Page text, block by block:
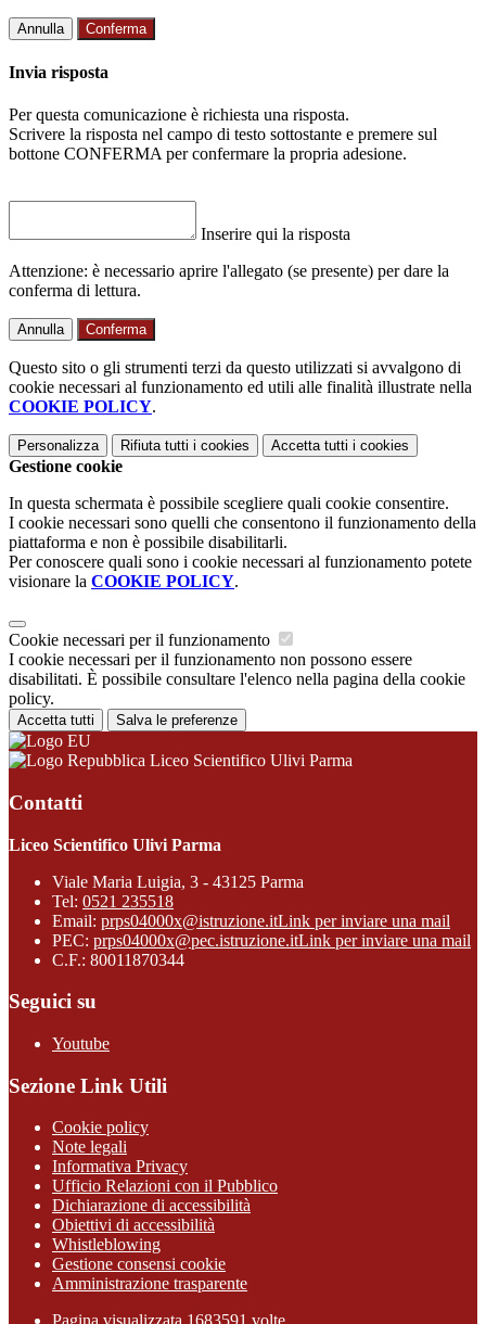
Annulla Conferma
Invia risposta
Per questa comunicazione è richiesta una risposta.
Scrivere la risposta nel campo di testo sottostante e premere sul
bottone CONFERMA per confermare la propria adesione.
Inserire qui la risposta
Attenzione: è necessario aprire l'allegato (se presente) per dare la
conferma di lettura.
Annulla Conferma
Questo sito o gli strumenti terzi da questo utilizzati si avvalgono di
cookie necessari al funzionamento ed utili alle finalità illustrate nella
COOKIE POLICY.
Personalizza Rifiuta tutti i cookies Accetta tutti i cookies
Gestione cookie
In questa schermata è possibile scegliere quali cookie consentire.
I cookie necessari sono quelli che consentono il funzionamento della
piattaforma e non è possibile disabilitarli.
Per conoscere quali sono i cookie necessari al funzionamento potete
visionare la COOKIE POLICY.
Cookie necessari per il funzionamento
I cookie necessari per il funzionamento non possono essere
disabilitati. È possibile consultare l'elenco nella pagina della cookie
policy.
Accetta tutti Salva le preferenze
Liceo Scientifico Ulivi Parma
Contatti
Liceo Scientifico Ulivi Parma
Viale Maria Luigia, 3 - 43125 Parma
Tel: 0521 235518
Email: prps04000x@istruzione.itLink per inviare una mail
PEC: prps04000x@pec.istruzione.itLink per inviare una mail
C.F.: 80011870344
Seguici su
Youtube
Sezione Link Utili
Cookie policy
Note legali
Informativa Privacy
Ufficio Relazioni con il Pubblico
Dichiarazione di accessibilità
Obiettivi di accessibilità
Whistleblowing
Gestione consensi cookie
Amministrazione trasparente